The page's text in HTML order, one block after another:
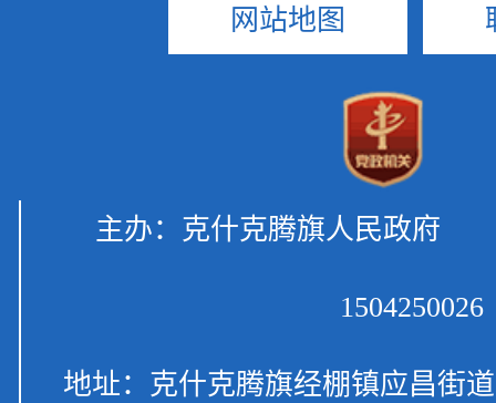
网站地图
主办：克什克腾旗人民政府
1504250026
地址：克什克腾旗经棚镇应